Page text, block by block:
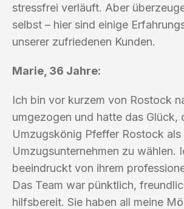
stressfrei verläuft. Aber
selbst – hier sind einige
unserer zufriedenen Kunden.
Marie, 36 Jahre:
Ich bin vor kurzem von Rostock
umgezogen und hatte das Glück,
Umzugskönig Pfeffer Rostock als
Umzugsunternehmen zu wählen.
beeindruckt von ihrem
Das Team war pünktlich,
hilfsbereit. Sie haben all meine